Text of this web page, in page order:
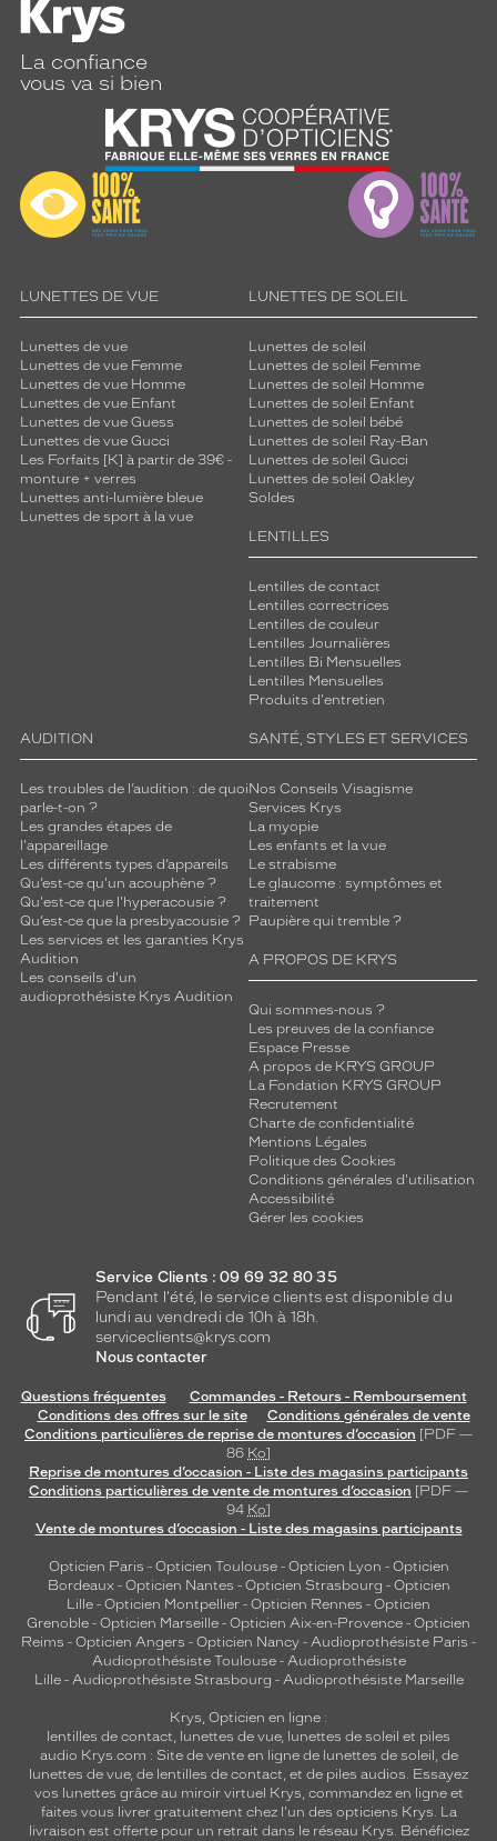
La confiance
vous va si bien
LUNETTES DE VUE
Lunettes de vue
Lunettes de vue Femme
Lunettes de vue Homme
Lunettes de vue Enfant
Lunettes de vue Guess
Lunettes de vue Gucci
Les Forfaits [K] à partir de 39€ -
monture + verres
Lunettes anti-lumière bleue
Lunettes de sport à la vue
LUNETTES DE SOLEIL
Lunettes de soleil
Lunettes de soleil Femme
Lunettes de soleil Homme
Lunettes de soleil Enfant
Lunettes de soleil bébé
Lunettes de soleil Ray-Ban
Lunettes de soleil Gucci
Lunettes de soleil Oakley
Soldes
LENTILLES
Lentilles de contact
Lentilles correctrices
Lentilles de couleur
Lentilles Journalières
Lentilles Bi Mensuelles
Lentilles Mensuelles
Produits d'entretien
AUDITION
Les troubles de l’audition : de quoi
parle-t-on ?
Les grandes étapes de
l'appareillage
Les différents types d’appareils
Qu’est-ce qu'un acouphène ?
Qu'est-ce que l'hyperacousie ?
Qu’est-ce que la presbyacousie ?
Les services et les garanties Krys
Audition
Les conseils d'un
audioprothésiste Krys Audition
SANTÉ, STYLES ET SERVICES
Nos Conseils Visagisme
Services Krys
La myopie
Les enfants et la vue
Le strabisme
Le glaucome : symptômes et
traitement
Paupière qui tremble ?
A PROPOS DE KRYS
Qui sommes-nous ?
Les preuves de la confiance
Espace Presse
A propos de KRYS GROUP
La Fondation KRYS GROUP
Recrutement
Charte de confidentialité
Mentions Légales
Politique des Cookies
Conditions générales d'utilisation
Accessibilité
Gérer les cookies
Service Clients : 09 69 32 80 35
Pendant l'été, le service clients est disponible du
lundi au vendredi de 10h à 18h.
serviceclients@krys.com
Nous contacter
Questions fréquentes
Commandes - Retours - Remboursement
Conditions des offres sur le site
Conditions générales de vente
Conditions particulières de reprise de montures d’occasion [PDF —
86 Ko]
Reprise de montures d’occasion - Liste des magasins participants
Conditions particulières de vente de montures d’occasion [PDF —
94 Ko]
Vente de montures d’occasion - Liste des magasins participants
Opticien Paris - Opticien Toulouse- Opticien Lyon - Opticien
Bordeaux- Opticien Nantes - Opticien Strasbourg - Opticien
Lille - Opticien Montpellier - Opticien Rennes - Opticien
Grenoble - Opticien Marseille - Opticien Aix-en-Provence - Opticien
Reims - Opticien Angers - Opticien Nancy - Audioprothésiste Paris -
Audioprothésiste Toulouse- Audioprothésiste
Lille- Audioprothésiste Strasbourg - Audioprothésiste Marseille
Krys, Opticien en ligne :
lentilles de contact lunettes de vue, lunettes de soleil et piles
audio Krys.com : Site de vente en ligne de lunettes de soleil, de
lunettes de vue, de lentilles de contact , et de piles audios. Essayez
vos lunettes grâce au miroir virtuel Krys, commandez en ligne et
faites vous livrer gratuitement chez l'un des opticiens Krys. La
livraison est offerte pour un retrait dans le réseau Krys. Bénéficiez